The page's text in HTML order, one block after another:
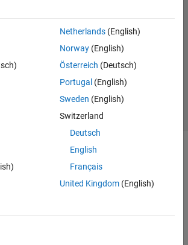
Netherlands(English)
Norway(English)
Österreich (Deutsch)
Portugal (English)
Sweden (English)
Switzerland
Deutsch
English
Français
United Kingdom(English)
Contacts locaux
MathWorks, Inc.